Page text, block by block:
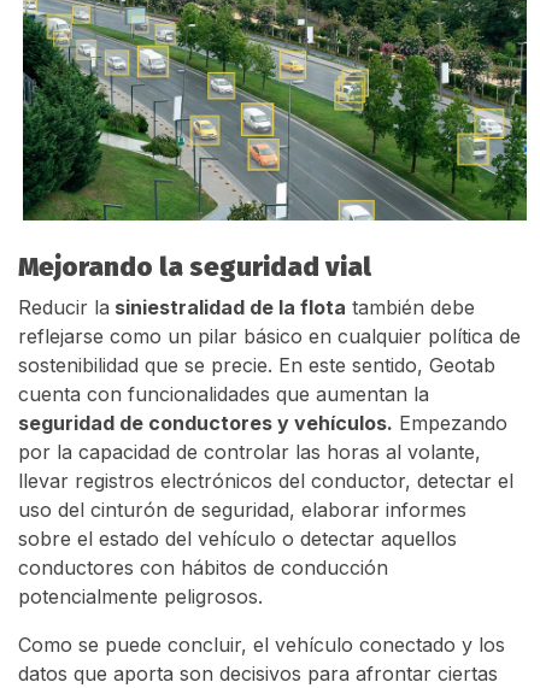
Mejorando la seguridad vial
Reducir la siniestralidad de la flota también debe
reflejarse como un pilar básico en cualquier política de
sostenibilidad que se precie. En este sentido, Geotab
cuenta con funcionalidades que aumentan la
seguridad de conductores y vehículos. Empezando
por la capacidad de controlar las horas al volante,
llevar registros electrónicos del conductor, detectar el
uso del cinturón de seguridad, elaborar informes
sobre el estado del vehículo o detectar aquellos
conductores con hábitos de conducción
potencialmente peligrosos.
Como se puede concluir, el vehículo conectado y los
datos que aporta son decisivos para afrontar ciertas